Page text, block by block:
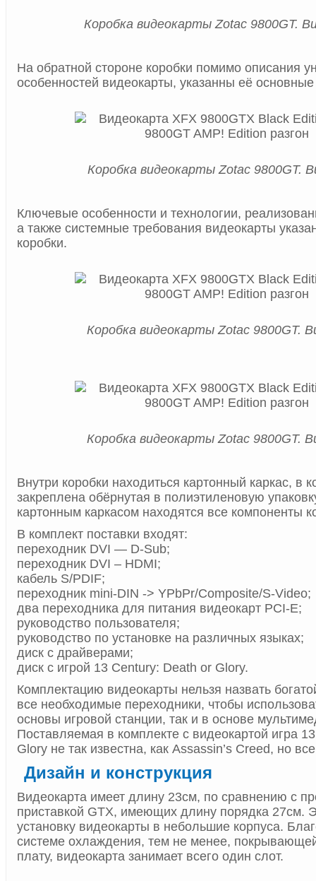
Коробка видеокарты Zotac 9800GT.
На обратной стороне коробки помимо описания
особенностей видеокарты, указанны её основные
Коробка видеокарты Zotac 9800GT.
Ключевые особенности и технологии,
а также системные требования видеокарты
коробки.
Коробка видеокарты Zotac 9800GT.
Коробка видеокарты Zotac 9800GT.
Внутри коробки находиться картонный каркас, в
закреплена обёрнутая в полиэтиленовую
картонным каркасом находятся все компоненты
В комплект поставки входят:
переходник DVI — D-Sub;
переходник DVI – HDMI;
кабель S/PDIF;
переходник mini-DIN -> YPbPr/Composite/S-Video;
два переходника для питания видеокарт PCI-E;
руководство пользователя;
руководство по установке на различных языках;
диск с драйверами;
диск с игрой 13 Century: Death or Glory.
Комплектацию видеокарты нельзя назвать
все необходимые переходники, чтобы
основы игровой станции, так и в основе
Поставляемая в комплекте с видеокартой игра
Glory не так известна, как Assassin’s Creed, но
Дизайн и конструкция
Видеокарта имеет длину 23см, по сравнению с
приставкой GTX, имеющих длину порядка 27см.
установку видеокарты в небольшие корпуса.
системе охлаждения, тем не менее,
плату, видеокарта занимает всего один слот.